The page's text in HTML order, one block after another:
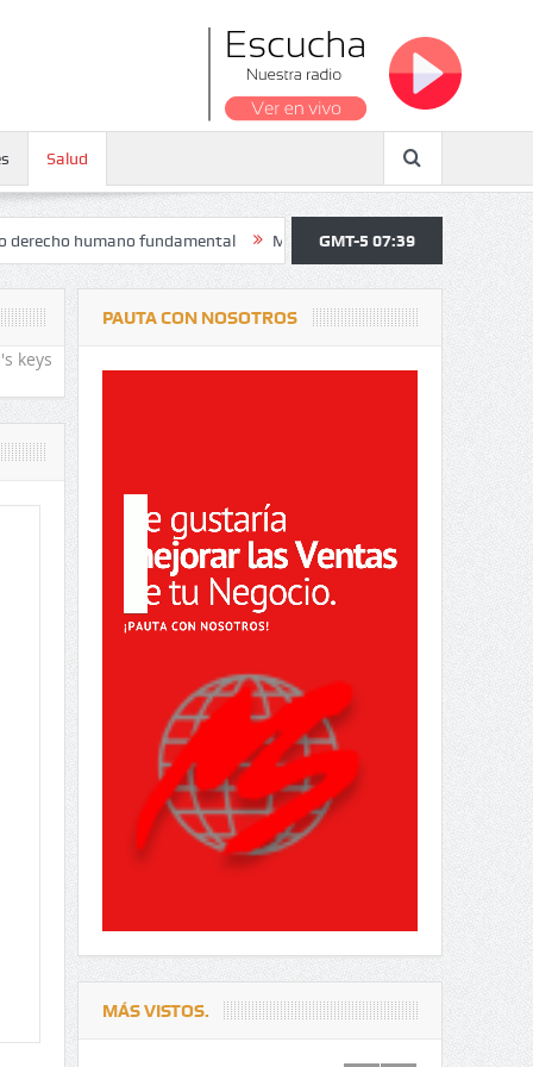
Salud
fundamental Maratón atendió a más de 38.000 jóvenes y
GMT-5 07:39
keys
PAUTA CON NOSOTROS
MÁS VISTOS.